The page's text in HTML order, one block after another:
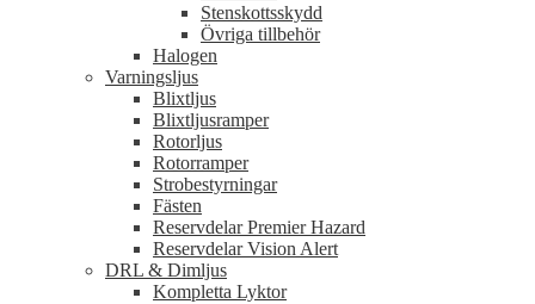
Stenskottsskydd
Övriga tillbehör
Halogen
Varningsljus
Blixtljus
Blixtljusramper
Rotorljus
Rotorramper
Strobestyrningar
Fästen
Reservdelar Premier Hazard
Reservdelar Vision Alert
DRL & Dimljus
Kompletta Lyktor